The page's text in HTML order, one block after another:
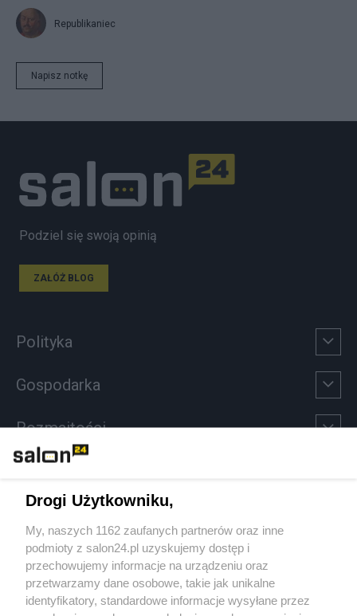
Republikaniec
Napisz notkę
Podziel się swoją opinią
ZAŁÓŻ BLOG
Polityka
Gospodarka
Rozmaitości
Sport
Społeczeństwo
Kultura
Drogi Użytkowniku,
My, naszych 1162 zaufanych partnerów oraz inne
podmioty z salon24.pl uzyskujemy dostęp i
przechowujemy informacje na urządzeniu oraz
przetwarzamy dane osobowe, takie jak unikalne
identyfikatory, standardowe informacje wysyłane przez